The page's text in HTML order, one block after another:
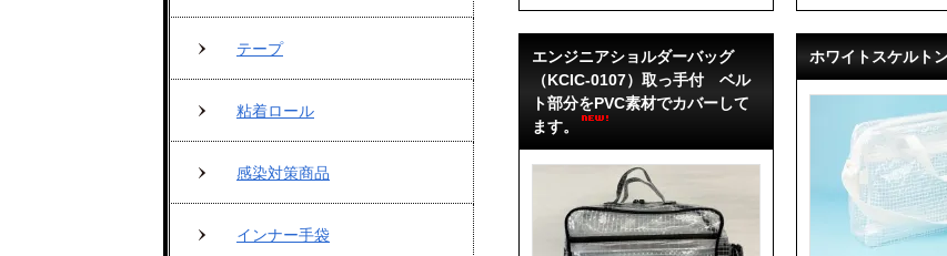
エンジニアショルダーバッグ
（KCIC-0107）取っ手付 ベル
ト部分をPVC素材でカバーして
ます。
ホワイトスケルト
テープ
粘着ロール
感染対策商品
インナー手袋